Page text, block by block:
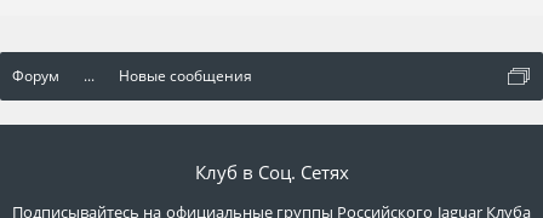
Форум ... Новые сообщения
Клуб в Соц. Сетях
Подписывайтесь на официальные группы Российского Jaguar Клуба